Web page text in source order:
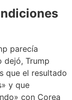
parecía
dejó, Trump
que el resultado
y que
con Corea